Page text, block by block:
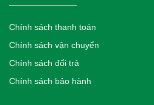
Chính sách thanh toán
Chính sách vận chuyển
Chính sách đổi trả
Chính sách bảo hành